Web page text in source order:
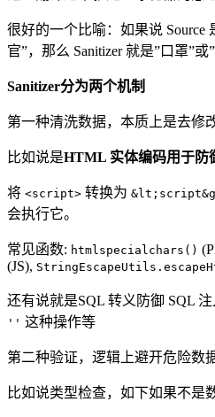
很好的一个比喻：如果说 Source
官”，那么 Sanitizer 就是”口罩”或
Sanitizer分为两个机制
第一种清洗数据，本质上是去修
比如说是HTML 实体编码用于防
将 <script> 转换为
会执行它。
常见函数: htmlspecialchars()
(JS),
还有说就是SQL 转义防御 SQL
'' 这种操作等
第二种验证，逻辑上避开危险数
比如说类型检查，如下如果不是